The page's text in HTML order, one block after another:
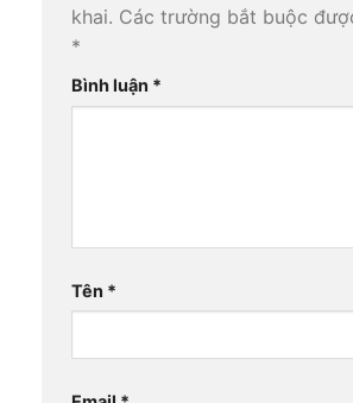
khai. Các trường bắt buộc
*
Bình luận *
Tên *